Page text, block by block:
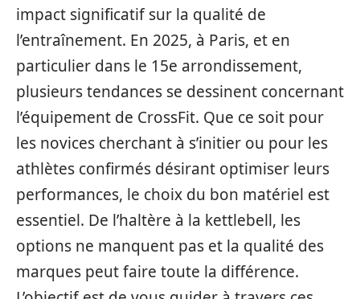
impact significatif sur la qualité de
l’entraînement. En 2025, à Paris, et en
particulier dans le 15e arrondissement,
plusieurs tendances se dessinent concernant
l’équipement de CrossFit. Que ce soit pour
les novices cherchant à s’initier ou pour les
athlètes confirmés désirant optimiser leurs
performances, le choix du bon matériel est
essentiel. De l’haltère à la kettlebell, les
options ne manquent pas et la qualité des
marques peut faire toute la différence.